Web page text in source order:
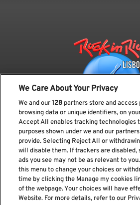
Subscreve a nossa
Li e aceito os Política de
We Care About Your Privacy
We and our128 partners store and
browsing data or unique identifiers, on
Accept All enables tracking technologies
purposes shown under we and our
provide. Selecting Reject All or
will disable them. If trackers are disabled,
ads you see may not be as relevant to
this menu to change your choices or
time by clicking the Manage my cookies
of the webpage. Your choices will have
Website. For more details, refer to our